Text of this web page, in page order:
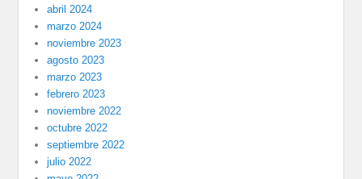
abril 2024
marzo 2024
noviembre 2023
agosto 2023
marzo 2023
febrero 2023
noviembre 2022
octubre 2022
septiembre 2022
julio 2022